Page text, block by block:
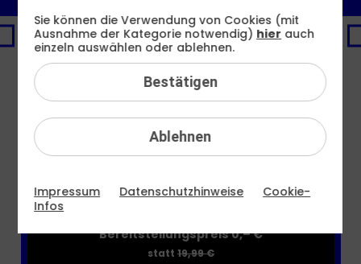
72
€
sparen
100
statt
X
10
GB
PREMIUM-DEAL
16 GB
13,99€
1099
€ mtl.
Bereitstellungspreis 0,– €
statt19,99 €
€
Ablehnen
Sie können die Verwendung von Cookies (mit
Ausnahme der Kategorie notwendig) hier auch
einzeln auswählen oder ablehnen.
Bestätigen
Impressum Datenschutzhinweise
Cookie-
Infos